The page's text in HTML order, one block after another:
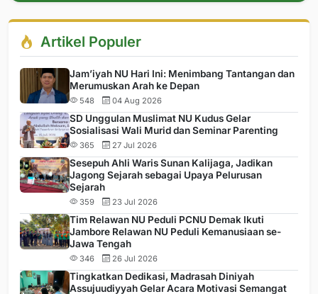
Artikel Populer
Jam’iyah NU Hari Ini: Menimbang Tantangan dan
Merumuskan Arah ke Depan
548 04 Aug 2026
SD Unggulan Muslimat NU Kudus Gelar
Sosialisasi Wali Murid dan Seminar Parenting
365 27 Jul 2026
Sesepuh Ahli Waris Sunan Kalijaga, Jadikan
Jagong Sejarah sebagai Upaya Pelurusan
Sejarah
359 23 Jul 2026
Tim Relawan NU Peduli PCNU Demak Ikuti
Jambore Relawan NU Peduli Kemanusiaan se-
Jawa Tengah
346 26 Jul 2026
Tingkatkan Dedikasi, Madrasah Diniyah
Assujuudiyyah Gelar Acara Motivasi Semangat